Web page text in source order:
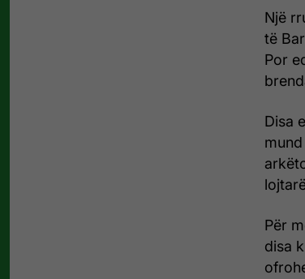
Një
të
Por
Disa
Për
disa